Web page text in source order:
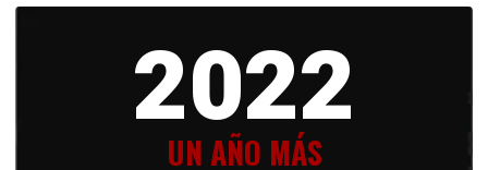
2022
UN AÑO MÁS